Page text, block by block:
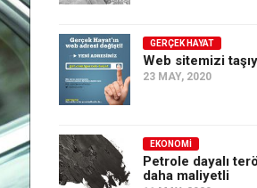
GERÇEK HAYAT
Web sitemizi
23 MAY, 2020
EKONOMI
Petrole dayalı
daha maliyetli